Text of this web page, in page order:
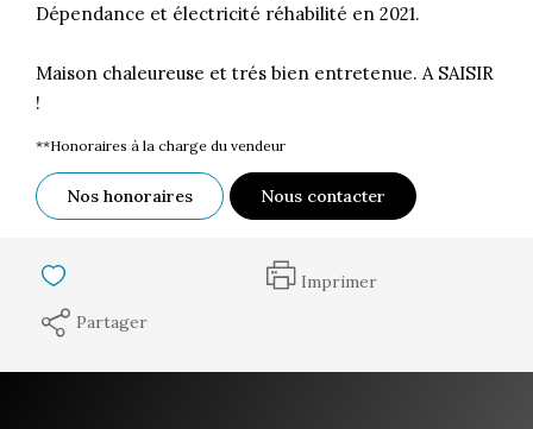
Dépendance et électricité réhabilité en 2021.
Maison chaleureuse et trés bien entretenue. A SAISIR
!
**Honoraires à la charge du vendeur
Nos honoraires Nous contacter
Imprimer
Partager